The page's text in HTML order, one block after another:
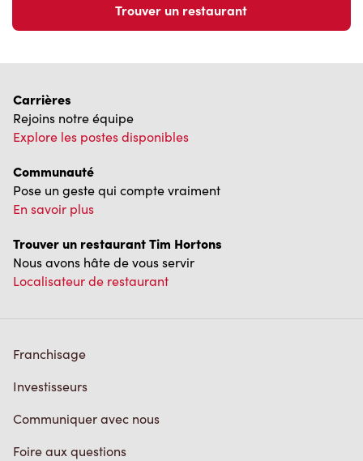
Trouver un restaurant
Carrières
Rejoins notre équipe
Explore les postes disponibles
Communauté
Pose un geste qui compte vraiment
En savoir plus
Trouver un restaurant Tim Hortons
Nous avons hâte de vous servir
Localisateur de restaurant
Franchisage
Investisseurs
Communiquer avec nous
Foire aux questions